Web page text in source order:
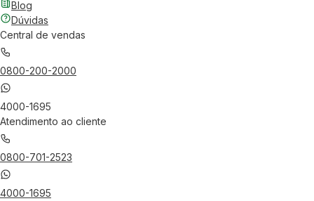
Blog
Dúvidas
Central de vendas
0800-200-2000
4000-1695
Atendimento ao cliente
0800-701-2523
4000-1695